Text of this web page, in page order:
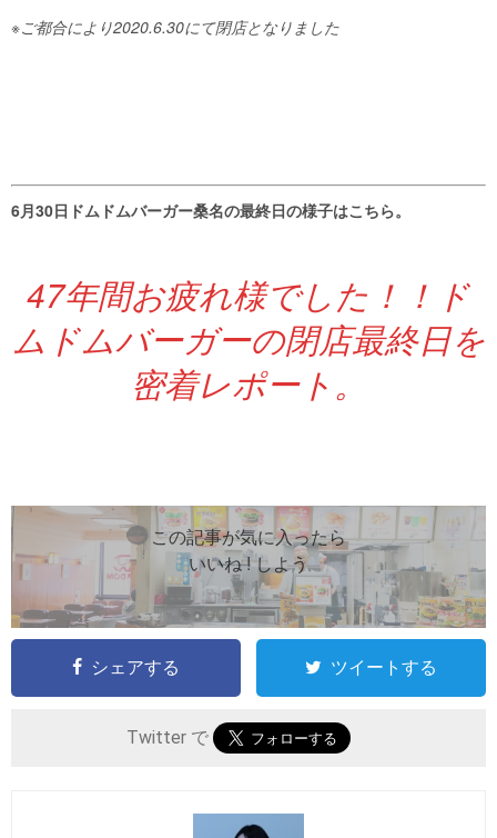
※ご都合により2020.6.30にて閉店となりました
6月30日ドムドムバーガー桑名の最終日の様子はこちら。
47年間お疲れ様でした！！ド
ムドムバーガーの閉店最終日を
密着レポート。
この記事が気に入ったら
いいね ! しよう
シェアする ツイートする
Twitter で